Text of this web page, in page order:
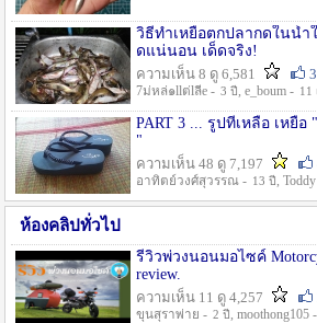
วิธีทำเหยื่อตกปลากดในน้ำ
ดแน่นอน เด็ดจริง!
ความเห็น 8 ดู 6,581
3
7ม่หล่๑llต่lลีe - 3 ปี , e_boum - 11
PART 3 ... รูปที่เหลือ เหยื่
"
ความเห็น 48 ดู 7,197
อาทิตย์วงศ์สุวรรณ - 13 ปี ,
ห้องคลิปทั่วไป
รีวิวพ่วงนอนมอไซค์
review.
ความเห็น 11 ดู 4,257
ขุนสุราพ่าย - 2 ปี , moothong105 -